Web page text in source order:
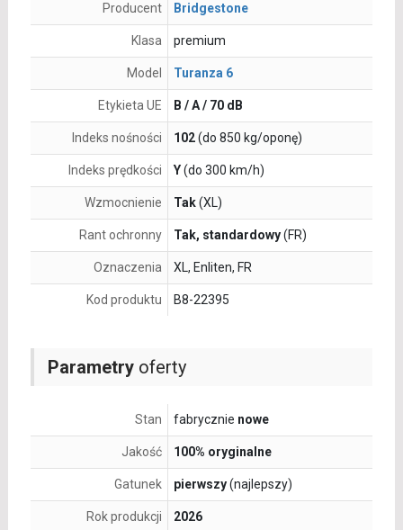
Parametryoferty
Stan fabrycznie nowe
Jakość 100% oryginalne
Gatunek pierwszy(najlepszy)
Rok produkcji 2026
Producent Bridgestone
Klasa premium
Model Turanza 6
Etykieta UE B / A / 70 dB
Indeks nośności 102(do 850 kg/oponę)
Indeks prędkości Y(do 300 km/h)
Wzmocnienie Tak(XL)
Rant ochronny Tak, standardowy(FR)
Oznaczenia XL, Enliten, FR
Kod produktu B8-22395